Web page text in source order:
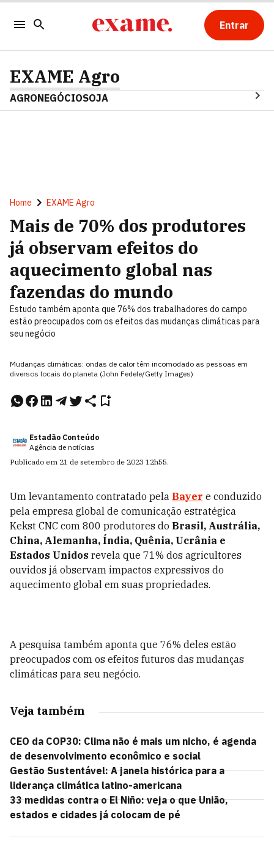
Entrar
EXAME Agro
AGRONEGÓCIOSOJA
Home EXAME Agro
Mais de 70% dos produtores
já observam efeitos do
aquecimento global nas
fazendas do mundo
Estudo também aponta que 76% dos trabalhadores do campo
estão preocupados com os efeitos das mudanças climáticas para
seu negócio
Mudanças climáticas: ondas de calor têm incomodado as pessoas em
diversos locais do planeta (John Fedele/Getty Images)
Estadão Conteúdo
Agência de notícias
Publicado em 21 de setembro de 2023 12h55.
Um levantamento contratado pela Bayer e conduzido
pela empresa global de comunicação estratégica
Kekst CNC com 800 produtores do Brasil, Austrália,
China, Alemanha, Índia, Quênia, Ucrânia e
Estados Unidos revela que 71% dos agricultores
ouvidos já observam impactos expressivos do
aquecimento global em suas propriedades.
A pesquisa também aponta que 76% deles estão
preocupados com os efeitos futuros das mudanças
climáticas para seu negócio.
Veja também
CEO da COP30: Clima não é mais um nicho, é agenda
de desenvolvimento econômico e social
Gestão Sustentável: A janela histórica para a
liderança climática latino-americana
33 medidas contra o El Niño: veja o que União,
estados e cidades já colocam de pé